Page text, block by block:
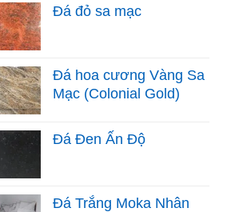
Đá đỏ sa mạc
Đá hoa cương Vàng Sa
Mạc (Colonial Gold)
Đá Đen Ấn Độ
Đá Trắng Moka Nhân